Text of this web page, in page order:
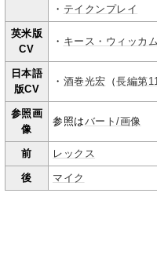
・ テイクンプレイ
英米版
CV
・ キース・ウィッカム
日本語
版CV
・ 酒巻光宏 （長編第
参照画
像
参照はバート/画像
前 レックス
後 マイク